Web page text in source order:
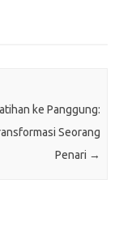
ke Panggung:
Seorang
Penari →